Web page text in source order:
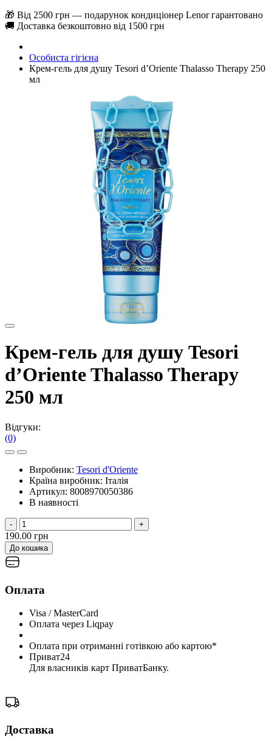
🎁 Від 2500 грн — подарунок кондиціонер Lenor гарантовано
🚚 Доставка безкоштовно від 1500 грн
Особиста гігієна
Крем-гель для душу Tesori d’Oriente Thalasso Therapy 250
мл
Крем-гель для душу Tesori
d’Oriente Thalasso Therapy
250 мл
Відгуки:
(0)
Виробник: Tesori d'Oriente
Країна виробник: Італія
Артикул: 8008970050386
В наявності
- +
190.00 грн
До кошика
Оплата
Visa / MasterCard
Оплата через Liqpay
Оплата при отриманні готівкою або картою*
Приват24
Для власників карт ПриватБанку.
Доставка